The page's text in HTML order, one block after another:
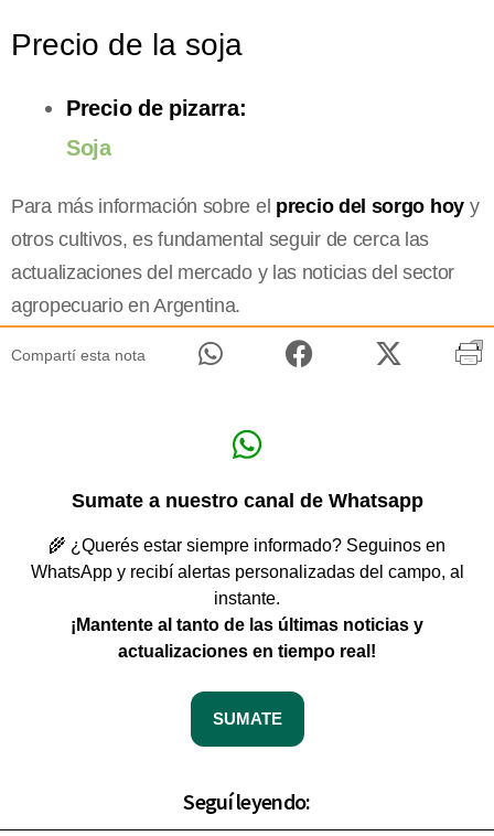
Precio de la soja
Precio de pizarra:
Soja
Para más información sobre el precio del sorgo hoy y
otros cultivos, es fundamental seguir de cerca las
actualizaciones del mercado y las noticias del sector
agropecuario en Argentina.
Compartí esta nota
Sumate a nuestro canal de Whatsapp
🌾 ¿Querés estar siempre informado? Seguinos en
WhatsApp y recibí alertas personalizadas del campo, al
instante.
¡Mantente al tanto de las últimas noticias y
actualizaciones en tiempo real!
SUMATE
Seguí leyendo: